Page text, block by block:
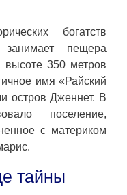
богатств
пещера
350 метров
имя «Райский
остров Дженнет. В
поселение,
с материком
тайны